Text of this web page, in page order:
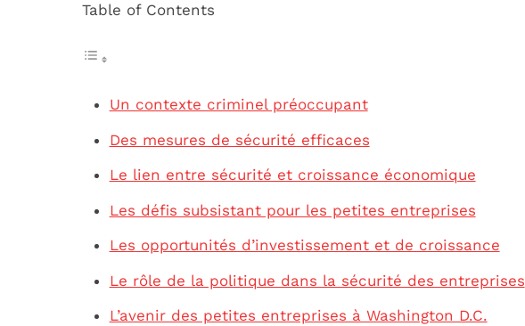
Table of Contents
Un contexte criminel préoccupant
Des mesures de sécurité efficaces
Le lien entre sécurité et croissance économique
Les défis subsistant pour les petites entreprises
Les opportunités d’investissement et de croissance
Le rôle de la politique dans la sécurité des entreprises
L’avenir des petites entreprises à Washington D.C.